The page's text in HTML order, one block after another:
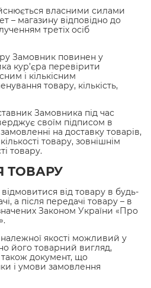
власними силами
– магазину відповідно до
третіх осіб
Замовник повинен у
кур’єра перевірити
і кількісним
товару, кількість,
Замовника під час
своїм підписом в
на доставку товарів,
товару, зовнішнім
товару.
ТОВАРУ
від товару в будь-
а після передачі товару – в
Законом України «Про
якості можливий у
його товарний вигляд,
також документ, що
і умови замовлення